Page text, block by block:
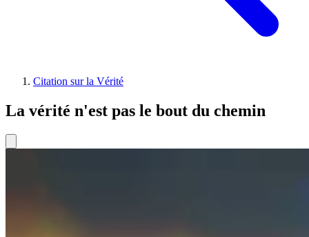
Citation sur la Vérité
La vérité n'est pas le bout du chemin